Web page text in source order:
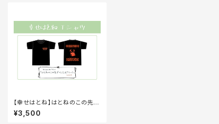
【幸せはとね】はとねのこの先ず
っと公式Tシャツ
¥3,500